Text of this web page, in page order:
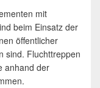
mit
beim Einsatz der
öffentlicher
sind. Fluchttreppen
anhand der